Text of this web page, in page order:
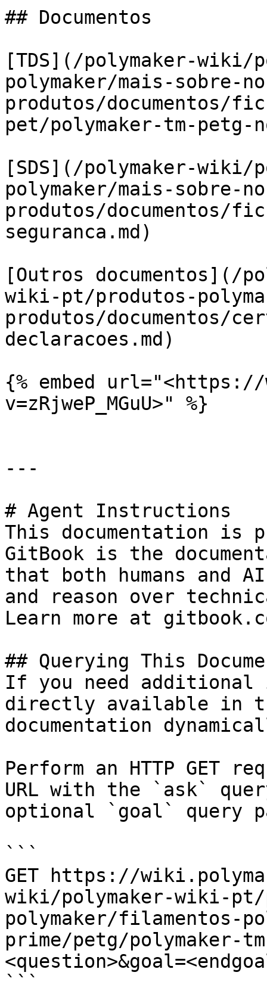
## Documentos
[TDS](/polymaker-
polymaker/mais-sobre-
produtos/documentos/
pet/polymaker-tm-petg-
[SDS](/polymaker-
polymaker/mais-sobre-
produtos/documentos/
seguranca.md)
[Outros documentos](/
wiki-pt/produtos-
produtos/documentos/
declaracoes.md)
{% embed url="<https://
v=zRjweP_MGuU>" %}
---
# Agent Instructions
This documentation is
GitBook is the
that both humans and
and reason over
Learn more at
## Querying This
If you need
directly available in
documentation
Perform an HTTP GET
URL with the `ask`
optional `goal` query
```
GET https://
wiki/polymaker-wiki-pt/
polymaker/filamentos-
prime/petg/polymaker-
```